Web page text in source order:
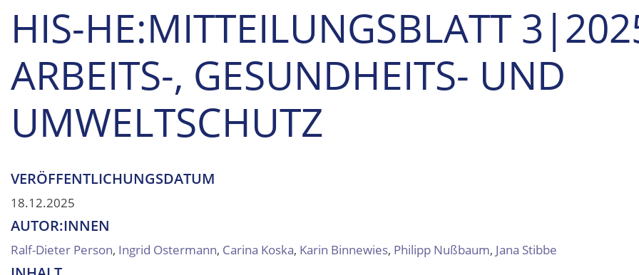
HIS-HE:MITTEILUNGSBLATT
ARBEITS-, GESUNDHEITS- UND
UMWELTSCHUTZ
VERÖFFENTLICHUNGSDATUM
18.12.2025
AUTOR:INNEN
Ralf-Dieter Person, Ingrid Ostermann, Carina Koska, Karin Binnewies, Philipp Nußbaum, Jana Stibbe